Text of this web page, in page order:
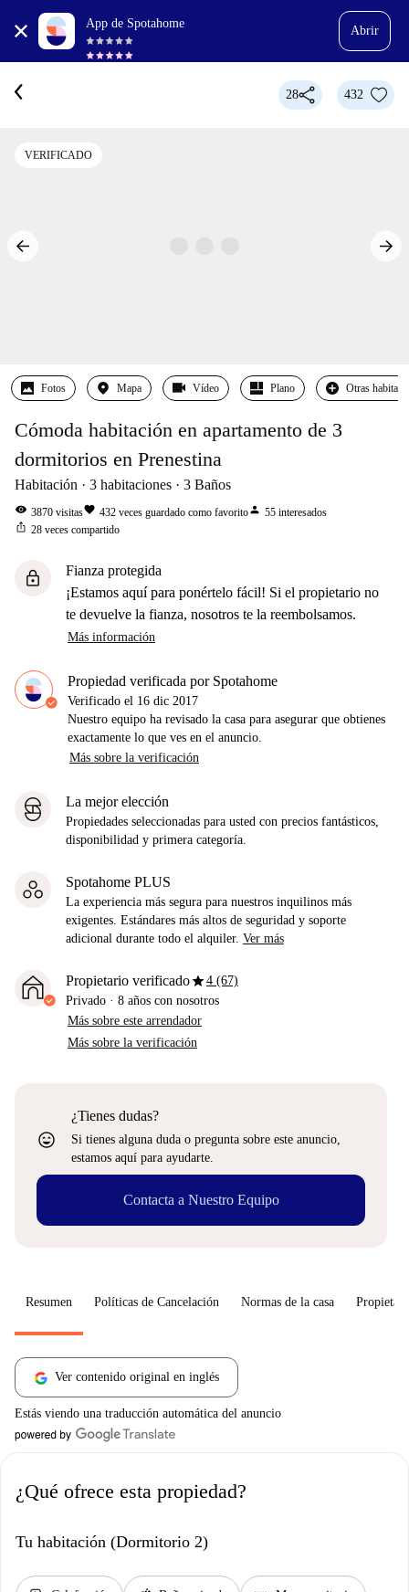
App de Spotahome
Abrir
28 432
VERIFICADO
Fotos Mapa Vídeo Plano Otras
Cómoda habitación en apartamento de 3
dormitorios en Prenestina
Habitación 3 habitaciones 3 Baños
visibility 3870 visitasfavorite 432 veces guardado como favoritoperson 55 interesados
ios_share 28 veces compartido
lock
Fianza protegida
¡Estamos aquí para ponértelo fácil! Si el propietario no
te devuelve la fianza, nosotros te la reembolsamos.
Más información
Propiedad verificada por Spotahome
Verificado el 16 dic 2017
Nuestro equipo ha revisado la casa para asegurar que obtienes
exactamente lo que ves en el anuncio.
Más sobre la verificación
La mejor elección
Propiedades seleccionadas para usted con precios fantásticos,
disponibilidad y primera categoría.
Spotahome PLUS
La experiencia más segura para nuestros inquilinos más
exigentes. Estándares más altos de seguridad y soporte
adicional durante todo el alquiler. Ver más
Propietario verificadostar4 (67)
Privado · 8 años con nosotros
Más sobre este arrendador
Más sobre la verificación
sentiment_very_satisfied
¿Tienes dudas?
Si tienes alguna duda o pregunta sobre este anuncio,
estamos aquí para ayudarte.
Contacta a Nuestro Equipo
Resumen Políticas de Cancelación Normas de la casa
Ver contenido original en inglés
Estás viendo una traducción automática del anuncio
¿Qué ofrece esta propiedad?
Tu habitación (Dormitorio 2)